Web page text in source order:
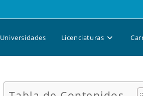
Universidades Licenciaturas